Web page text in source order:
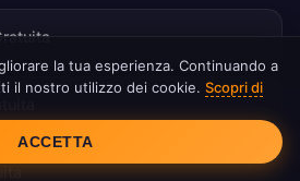
la tua esperienza. Continuando a
il nostro utilizzo dei cookie. Scopri di
ACCETTA